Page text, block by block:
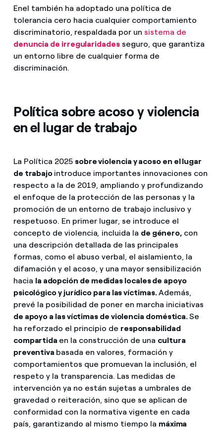
Enel también ha adoptado una política de
tolerancia cero hacia cualquier comportamiento
discriminatorio, respaldada por un sistema de
denuncia de irregularidadesseguro, que garantiza
un entorno libre de cualquier forma de
discriminación.
Política sobre acoso y violencia
en el lugar de trabajo
La Política 2025 sobre violencia y acoso en el lugar
de trabajo introduce importantes innovaciones con
respecto a la de 2019, ampliando y profundizando
el enfoque de la protección de las personas y la
promoción de un entorno de trabajo inclusivo y
respetuoso. En primer lugar, se introduce el
concepto de violencia, incluida la de género, con
una descripción detallada de las principales
formas, como el abuso verbal, el aislamiento, la
difamación y el acoso, y una mayor sensibilización
hacia la adopción de medidas locales de apoyo
psicológico y jurídico para las víctimas.Además,
prevé la posibilidad de poner en marcha iniciativas
de apoyo a las víctimas de violencia doméstica.Se
ha reforzado el principio de responsabilidad
compartida en la construcción de una cultura
preventiva basada en valores, formación y
comportamientos que promuevan la inclusión, el
respeto y la transparencia. Las medidas de
intervención ya no están sujetas a umbrales de
gravedad o reiteración, sino que se aplican de
conformidad con la normativa vigente en cada
país, garantizando al mismo tiempo la máxima